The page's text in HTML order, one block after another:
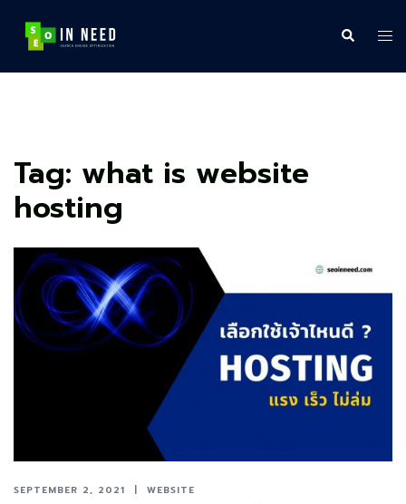
content
Search
Tag: what is website
hosting
SEPTEMBER 2, 2021 WEBSITE